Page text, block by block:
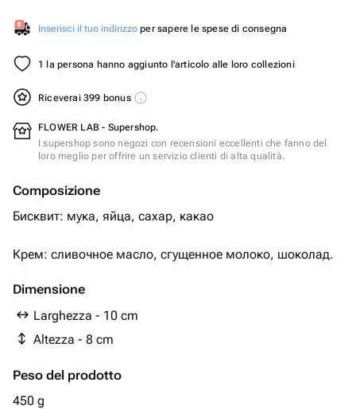
Inserisci il tuo indirizzo per sapere le spese di consegna
1 la persona hanno aggiunto l'articolo alle loro collezioni
Riceverai 399 bonus
FLOWER LAB - Supershop.
I supershop sono negozi con recensioni eccellenti che fanno del
loro meglio per offrire un servizio clienti di alta qualità.
Composizione
Бисквит: мука, яйца, сахар, какао
Крем: сливочное масло, сгущенное молоко, шоколад.
Dimensione
Larghezza - 10 cm
Altezza - 8 cm
Peso del prodotto
450 g